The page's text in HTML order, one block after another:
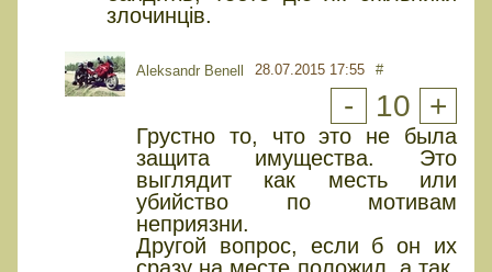
злочинців.
Aleksandr Benell 28.07.2015 17:55 #
- 10 +
Грустно то, что это не была
защита имущества. Это
выглядит как месть или
убийство по мотивам
неприязни.
Другой вопрос, если б он их